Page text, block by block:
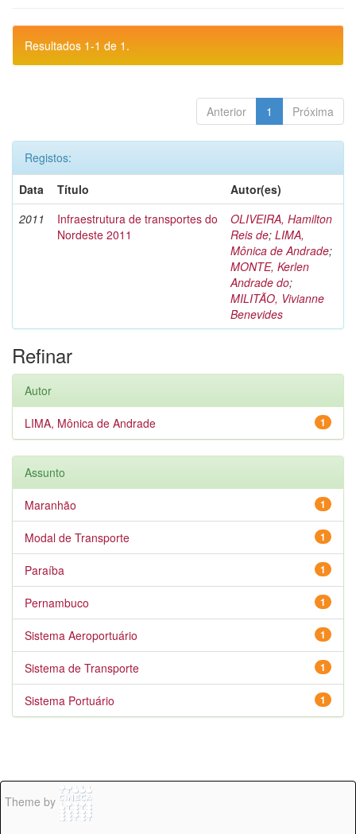
Resultados 1-1 de 1.
Anterior 1 Próxima
Registos:
Data
Título
Autor(es)
2011
Infraestrutura de transportes do
Nordeste 2011
OLIVEIRA, Hamilton
Reis de; LIMA,
Mônica de Andrade;
MONTE, Kerlen
Andrade do;
MILITÃO, Vivianne
Benevides
Refinar
Autor
1
LIMA, Mônica de Andrade
Assunto
1
Maranhão
1
Modal de Transporte
1
Paraíba
1
Pernambuco
1
Sistema Aeroportuário
1
Sistema de Transporte
1
Sistema Portuário
Theme by